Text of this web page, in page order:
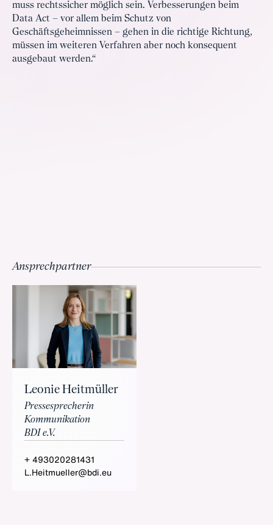
muss rechtssicher möglich sein. Verbesserungen beim
Data Act – vor allem beim Schutz von
Geschäftsgeheimnissen – gehen in die richtige Richtung,
müssen im weiteren Verfahren aber noch konsequent
ausgebaut werden.“
Ansprechpartner
Leonie Heitmüller
Pressesprecherin
Kommunikation
BDI e.V.
+ 493020281431
L.Heitmueller@bdi.eu